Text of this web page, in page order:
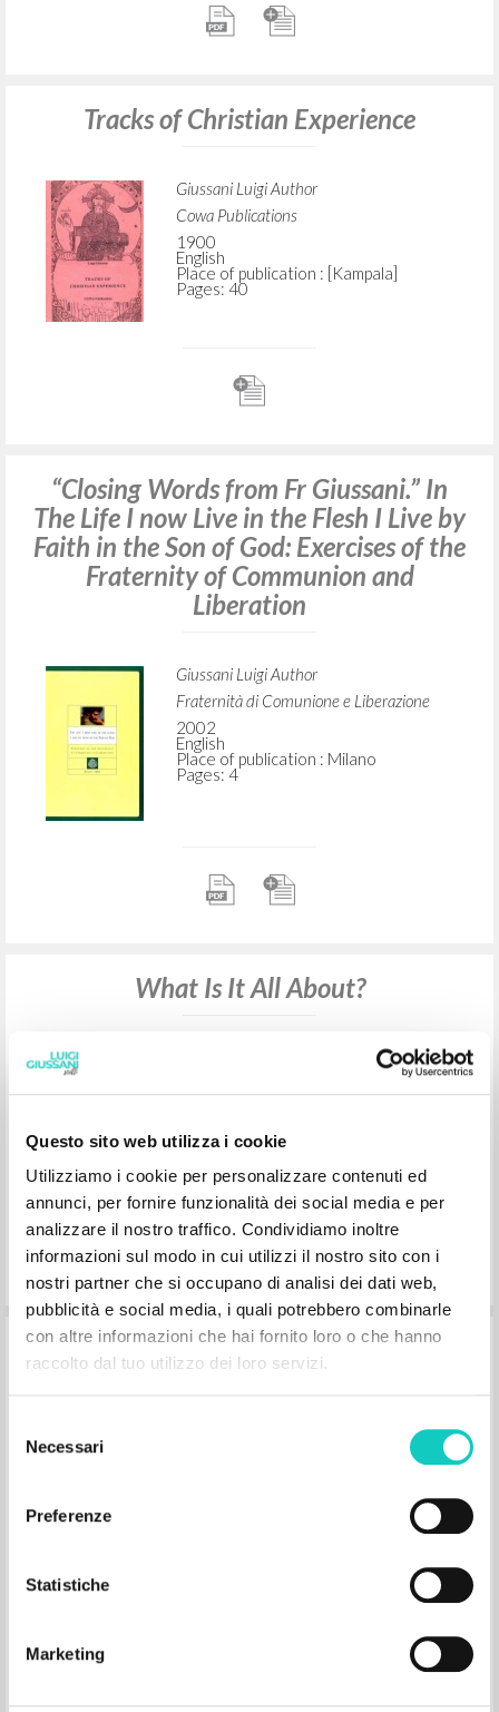
Questo sito web utilizza i cookie
Utilizziamo i cookie per personalizzare contenuti ed
annunci, per fornire funzionalità dei social media e per
analizzare il nostro traffico. Condividiamo inoltre
informazioni sul modo in cui utilizzi il nostro sito con i
nostri partner che si occupano di analisi dei dati web,
pubblicità e social media, i quali potrebbero combinarle
con altre informazioni che hai fornito loro o che hanno
raccolto dal tuo utilizzo dei loro servizi.
delNecessari
Preferenze
Statistiche
Marketing
Tracks of Christian Experience
Giussani Luigi Author
Cowa Publications
1900
English
Place of publication : [Kampala]
Pages: 40
“Closing Words from Fr Giussani.” In
The Life I now Live in the Flesh I Live by
Faith in the Son of God: Exercises of the
Fraternity of Communion and
Liberation
Giussani Luigi Author
Fraternità di Comunione e Liberazione
2002
English
Place of publication : Milano
Pages: 4
What Is It All About?
Place of publication : Kampala
“Fr. Giussani's Letter to the Members of
the Fraternity.” In The Life I now Live in
God: Exercises of the Fraternity of